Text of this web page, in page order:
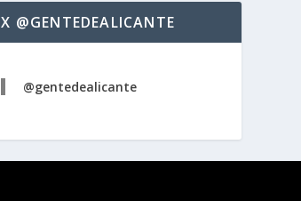
X @GENTEDEALICANTE
@gentedealicante